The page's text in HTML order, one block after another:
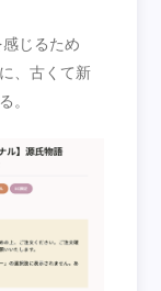
じるため
、古くて新
。